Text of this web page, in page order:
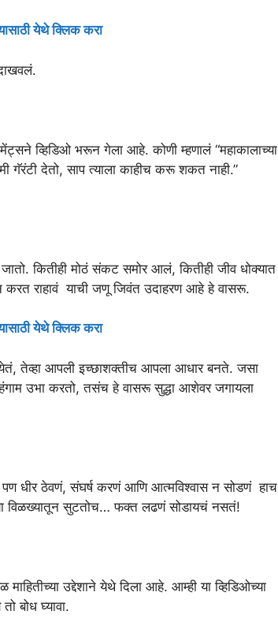
येथे क्लिक करा
व्हिडिओ भरून गेला आहे. कोणी म्हणालं “महाकालाच्या
गॅरंटी देतो, साप त्याला काहीच करू शकत नाही.”
कितीही मोठं संकट समोर आलं, कितीही जीव धोक्यात
करत राहावं याची जणू जिवंत उदाहरण आहे हे वासरू.
येथे क्लिक करा
तेव्हा आपली इच्छाशक्तीच आपला आधार बनते. जसा
हंगाम उभा करतो, तसंच हे वासरू सुद्धा आशेवर जगायला
धीर ठेवणं, संघर्ष करणं आणि आत्मविश्वास न सोडणं हाच
विळख्यातून सुटतोच… फक्त लढणं सोडायचं नसतं!
उद्देशाने येथे दिला आहे. आम्ही या व्हिडिओच्या
बोध घ्यावा.